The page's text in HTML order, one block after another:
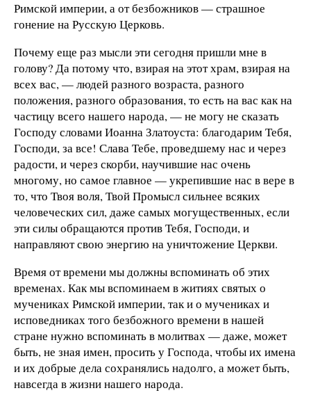
Римской империи, а от безбожников — страшное
гонение на Русскую Церковь.
Почему еще раз мысли эти сегодня пришли мне в
голову? Да потому что, взирая на этот храм, взирая на
всех вас, — людей разного возраста, разного
положения, разного образования, то есть на вас как на
частицу всего нашего народа, — не могу не сказать
Господу словами Иоанна Златоуста: благодарим Тебя,
Господи, за все! Слава Тебе, проведшему нас и через
радости, и через скорби, научившие нас очень
многому, но самое главное — укрепившие нас в вере в
то, что Твоя воля, Твой Промысл сильнее всяких
человеческих сил, даже самых могущественных, если
эти силы обращаются против Тебя, Господи, и
направляют свою энергию на уничтожение Церкви.
Время от времени мы должны вспоминать об этих
временах. Как мы вспоминаем в житиях святых о
мучениках Римской империи, так и о мучениках и
исповедниках того безбожного времени в нашей
стране нужно вспоминать в молитвах — даже, может
быть, не зная имен, просить у Господа, чтобы их имена
и их добрые дела сохранялись надолго, а может быть,
навсегда в жизни нашего народа.